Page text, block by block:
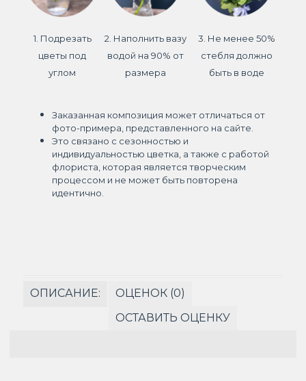
1. Подрезать
цветы под
углом
2. Наполнить вазу
водой на 90% от
размера
3. Не менее 50%
стебля должно
быть в воде
Заказанная композиция может отличаться от
фото-примера, представленного на сайте.
Это связано с сезонностью и
индивидуальностью цветка, а также с работой
флориста, которая является творческим
процессом и не может быть повторена
идентично.
ОПИСАНИЕ:
ОЦЕНОК (0)
ОСТАВИТЬ ОЦЕНКУ